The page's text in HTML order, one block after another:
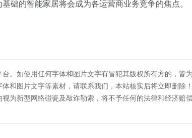
的智能家居将会成为各运营商业务竞争的焦点。
。如使用任何字体和图片文字有冒犯其版权所有方的，皆
和图片文字等素材，请联系我们，本站核实后将立即删除
为新型网络碰瓷及敲诈勒索，将不予任何的法律和经济赔